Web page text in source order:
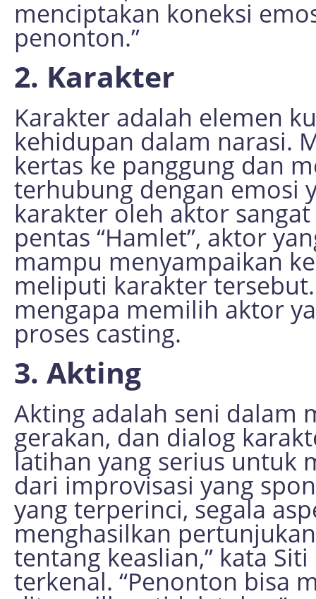
menciptakan koneksi
penonton.”
2. Karakter
Karakter adalah elemen
kehidupan dalam narasi.
kertas ke panggung dan
terhubung dengan emosi
karakter oleh aktor
pentas “Hamlet”, aktor
mampu menyampaikan
meliputi karakter
mengapa memilih aktor
proses casting.
3. Akting
Akting adalah seni dalam
gerakan, dan dialog
latihan yang serius untuk
dari improvisasi yang
yang terperinci, segala
menghasilkan
tentang keaslian,” kata
terkenal. “Penonton bisa